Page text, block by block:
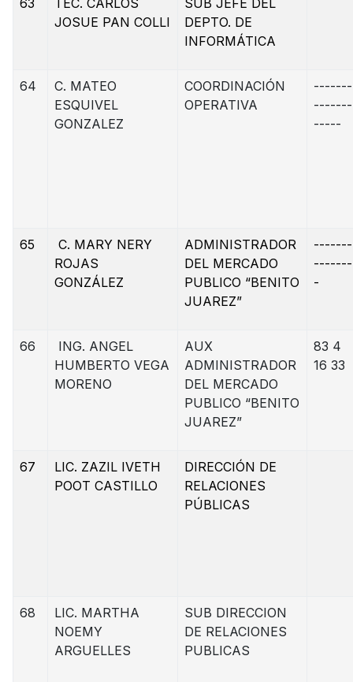
63
TEC. CARLOS
JOSUE PAN COLLI
SUB JEFE DEL
DEPTO. DE
INFORMÁTICA
64
C. MATEO
ESQUIVEL
GONZALEZ
COORDINACIÓN
OPERATIVA
-------
-------
-----
65
C. MARY NERY
ROJAS
GONZÁLEZ
ADMINISTRADOR
DEL MERCADO
PUBLICO “BENITO
JUAREZ”
-------
-------
-
66
ING. ANGEL
HUMBERTO VEGA
MORENO
AUX
ADMINISTRADOR
DEL MERCADO
PUBLICO “BENITO
JUAREZ”
83 4
16 33
67
LIC. ZAZIL IVETH
POOT CASTILLO
DIRECCIÓN DE
RELACIONES
PÚBLICAS
68
LIC. MARTHA
NOEMY
ARGUELLES
SUB DIRECCION
DE RELACIONES
PUBLICAS